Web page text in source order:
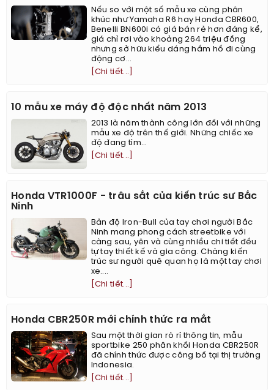
Nếu so với một số mẫu xe cùng phân
khúc như Yamaha R6 hay Honda CBR600,
Benelli BN600i có giá bán rẻ hơn đáng kể,
giá chỉ rơi vào khoảng 264 triệu đồng
nhưng sở hữu kiểu dáng hầm hố đi cùng
động cơ...
[Chi tiết...]
10 mẫu xe máy độ độc nhất năm 2013
2013 là năm thành công lớn đối với những
mẫu xe độ trên thế giới. Những chiếc xe
độ đang tìm...
[Chi tiết...]
Honda VTR1000F - trâu sắt của kiến trúc sư Bắc
Ninh
Bản độ Iron-Bull của tay chơi người Bắc
Ninh mang phong cách streetbike với
càng sau, yên và cùng nhiều chi tiết đều
tự tay thiết kế và gia công. Chàng kiến
trúc sư người quê quan họ là một tay chơi
xe....
[Chi tiết...]
Honda CBR250R mới chính thức ra mắt
Sau một thời gian rò rỉ thông tin, mẫu
sportbike 250 phân khối Honda CBR250R
đã chính thức được công bố tại thị trường
Indonesia.
[Chi tiết...]